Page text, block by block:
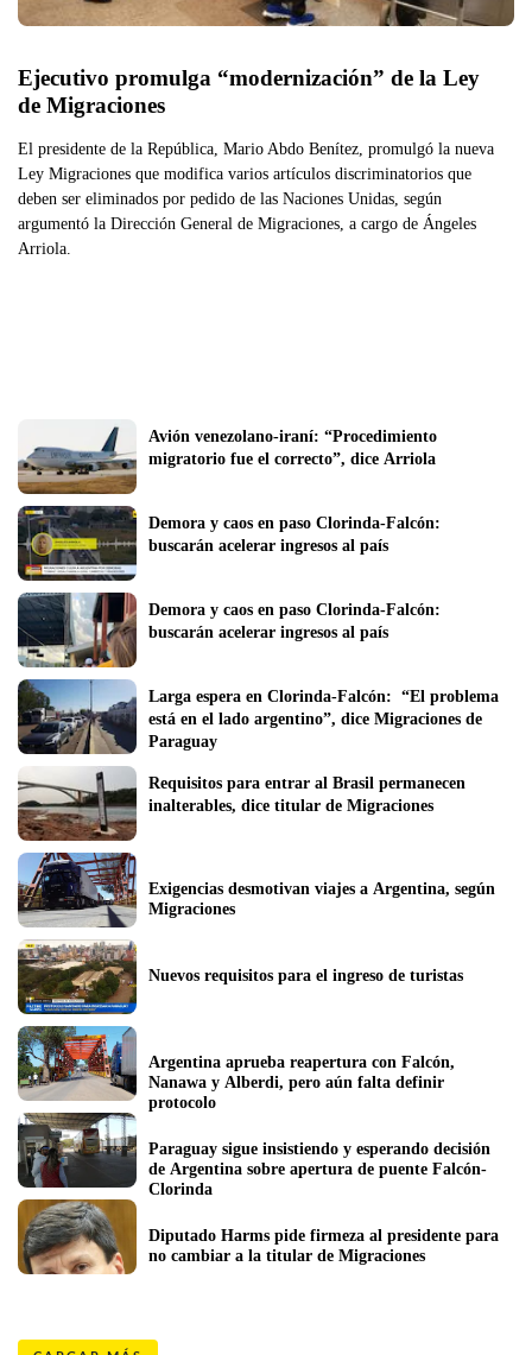
Ejecutivo promulga “modernización” de la Ley
de Migraciones
El presidente de la República, Mario Abdo Benítez, promulgó la nueva
Ley Migraciones que modifica varios artículos discriminatorios que
deben ser eliminados por pedido de las Naciones Unidas, según
argumentó la Dirección General de Migraciones, a cargo de Ángeles
Arriola.
Avión venezolano-iraní: “Procedimiento
migratorio fue el correcto”, dice Arriola
Demora y caos en paso Clorinda-Falcón:
buscarán acelerar ingresos al país
Demora y caos en paso Clorinda-Falcón:
buscarán acelerar ingresos al país
Larga espera en Clorinda-Falcón:  “El problema
está en el lado argentino”, dice Migraciones de
Paraguay
Requisitos para entrar al Brasil permanecen
Exigencias desmotivan viajes a Argentina, según
Migraciones
Nuevos requisitos para el ingreso de turistas
Argentina aprueba reapertura con Falcón,
Nanawa y Alberdi, pero aún falta definir
protocolo
Paraguay sigue insistiendo y esperando decisión
de Argentina sobre apertura de puente Falcón-
Clorinda
Diputado Harms pide firmeza al presidente para